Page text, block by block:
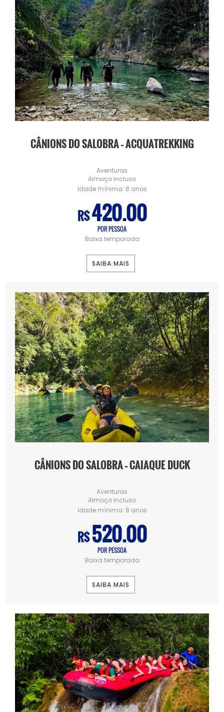
CÂNIONS DO SALOBRA – ACQUATREKKING
Aventuras
Almoço incluso
Idade mínima: 8 anos
R$420.00
POR PESSOA
Baixa temporada
SAIBA MAIS
CÂNIONS DO SALOBRA – CAIAQUE DUCK
Aventuras
Almoço incluso
Idade mínima: 8 anos
R$520.00
POR PESSOA
Baixa temporada
SAIBA MAIS